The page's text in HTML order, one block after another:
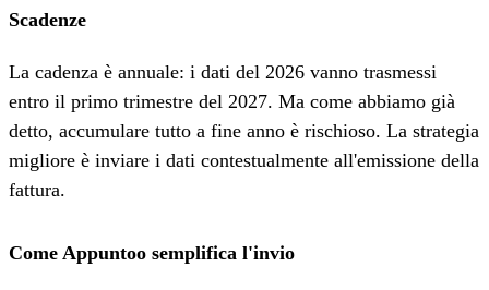
Scadenze
La cadenza è annuale: i dati del 2026 vanno trasmessi
entro il primo trimestre del 2027. Ma come abbiamo già
detto, accumulare tutto a fine anno è rischioso. La strategia
migliore è inviare i dati contestualmente all'emissione della
fattura.
Come Appuntoo semplifica l'invio